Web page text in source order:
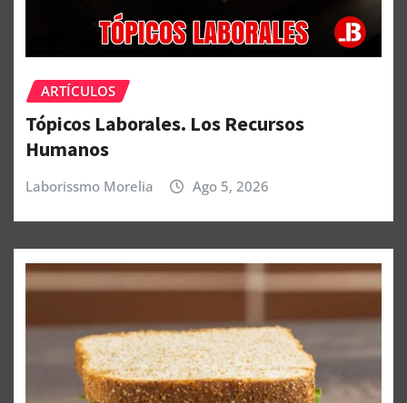
ARTÍCULOS
Tópicos Laborales. Los Recursos
Humanos
Laborissmo Morelia Ago 5, 2026